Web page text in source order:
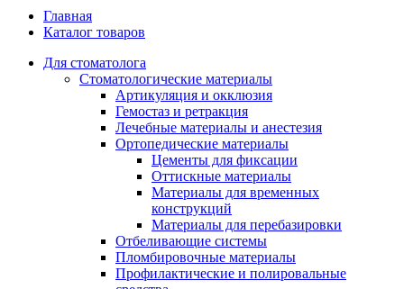
Главная
Каталог товаров
Для стоматолога
Стоматологические материалы
Артикуляция и окклюзия
Гемостаз и ретракция
Лечебные материалы и анестезия
Ортопедические материалы
Цементы для фиксации
Оттискные материалы
Материалы для временных
конструкций
Материалы для перебазировки
Отбеливающие системы
Пломбировочные материалы
Профилактические и полировальные